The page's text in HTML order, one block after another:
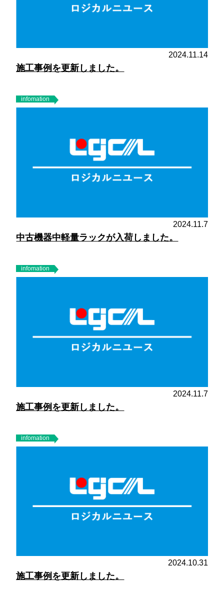
2024.11.14
施工事例を更新しました。
infomation
2024.11.7
中古機器中軽量ラックが入荷しました。
infomation
2024.11.7
施工事例を更新しました。
infomation
2024.10.31
施工事例を更新しました。